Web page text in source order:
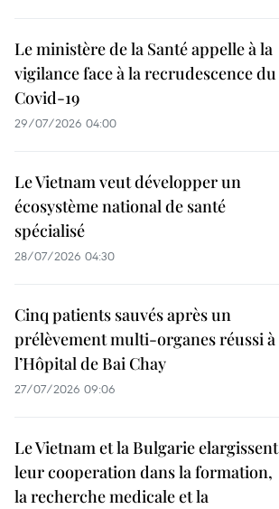
Le ministère de la Santé appelle à la
vigilance face à la recrudescence du
Covid-19
29/07/2026 04:00
Le Vietnam veut développer un
écosystème national de santé
spécialisé
28/07/2026 04:30
Cinq patients sauvés après un
prélèvement multi-organes réussi à
l’Hôpital de Bai Chay
27/07/2026 09:06
Le Vietnam et la Bulgarie elargissent
leur cooperation dans la formation,
la recherche medicale et la